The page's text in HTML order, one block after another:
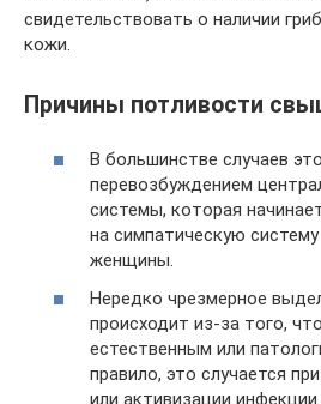
свидетельствовать о наличии
кожи.
Причины потливости
В большинстве случаев
перевозбуждением
системы, которая
на симпатическую
женщины.
Нередко чрезмерное
происходит из-за того,
естественным или
правило, это случается
или активизации инфекции